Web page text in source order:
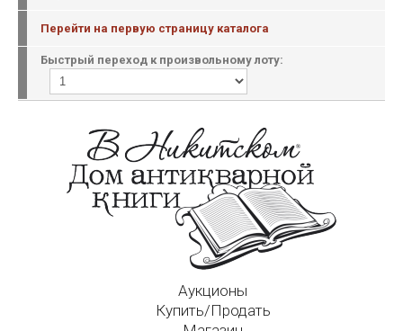
Перейти на первую страницу каталога
Быстрый переход к произвольному лоту:
Аукционы
Купить/Продать